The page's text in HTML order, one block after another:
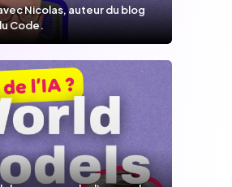
Nicolas, auteur du blog
Code.